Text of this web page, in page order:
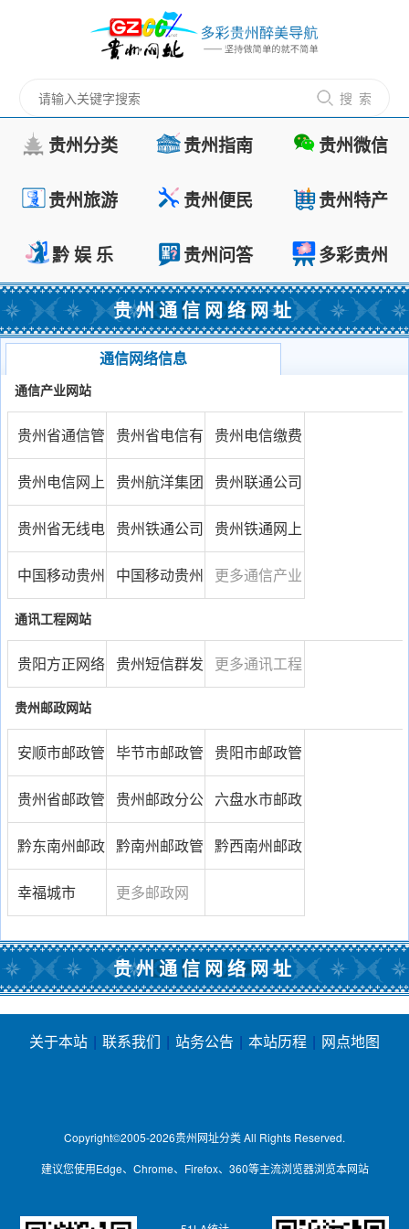
搜 索
贵州分类 贵州指南 贵州微信
贵州旅游 贵州便民 贵州特产
黔 娱 乐 贵州问答 多彩贵州
贵州通信网络网址
通信网络信息
通信产业网站
贵州省通信管
理局
贵州省电信有
限公司
贵州电信缴费
网
贵州电信网上
营业厅
贵州航洋集团
股份有限公司
贵州联通公司
贵州省无线电
管理局
贵州铁通公司 贵州铁通网上
营业厅
中国移动贵州
公司
中国移动贵州 更多通信产业
通讯工程网站
贵阳方正网络
有限公司
贵州短信群发 更多通讯工程
贵州邮政网站
安顺市邮政管
理局
毕节市邮政管
理局
贵阳市邮政管
理局
贵州省邮政管
理局
贵州邮政分公
司
六盘水市邮政
管理局
黔东南州邮政
管理局
黔南州邮政管
理局
黔西南州邮政
幸福城市 更多邮政网
址...
贵州通信网络网址
关于本站 | 联系我们 | 站务公告 | 本站历程 | 网点地图
Copyright©2005-2026贵州网址分类All Rights Reserved.
建议您使用Edge、Chrome、Firefox、360等主流浏览器浏览本网站